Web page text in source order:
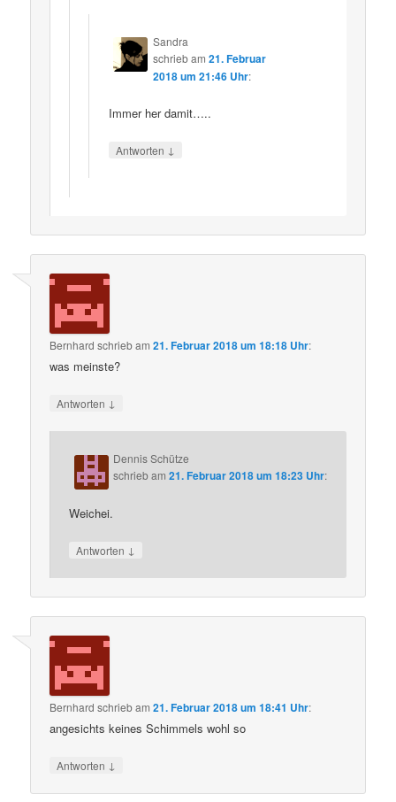
Sandra
schriebam 21. Februar
2018 um 21:46 Uhr:
Immer her damit…..
Antworten ↓
Bernhard schriebam21. Februar 2018 um 18:18 Uhr:
was meinste?
Antworten ↓
Dennis Schütze
schriebam21. Februar 2018 um 18:23 Uhr:
Weichei.
Antworten ↓
Bernhard schriebam21. Februar 2018 um 18:41 Uhr:
angesichts keines Schimmels wohl so
Antworten ↓